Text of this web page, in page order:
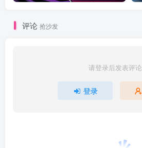
评论 抢沙发
请登录后发表评论
登录